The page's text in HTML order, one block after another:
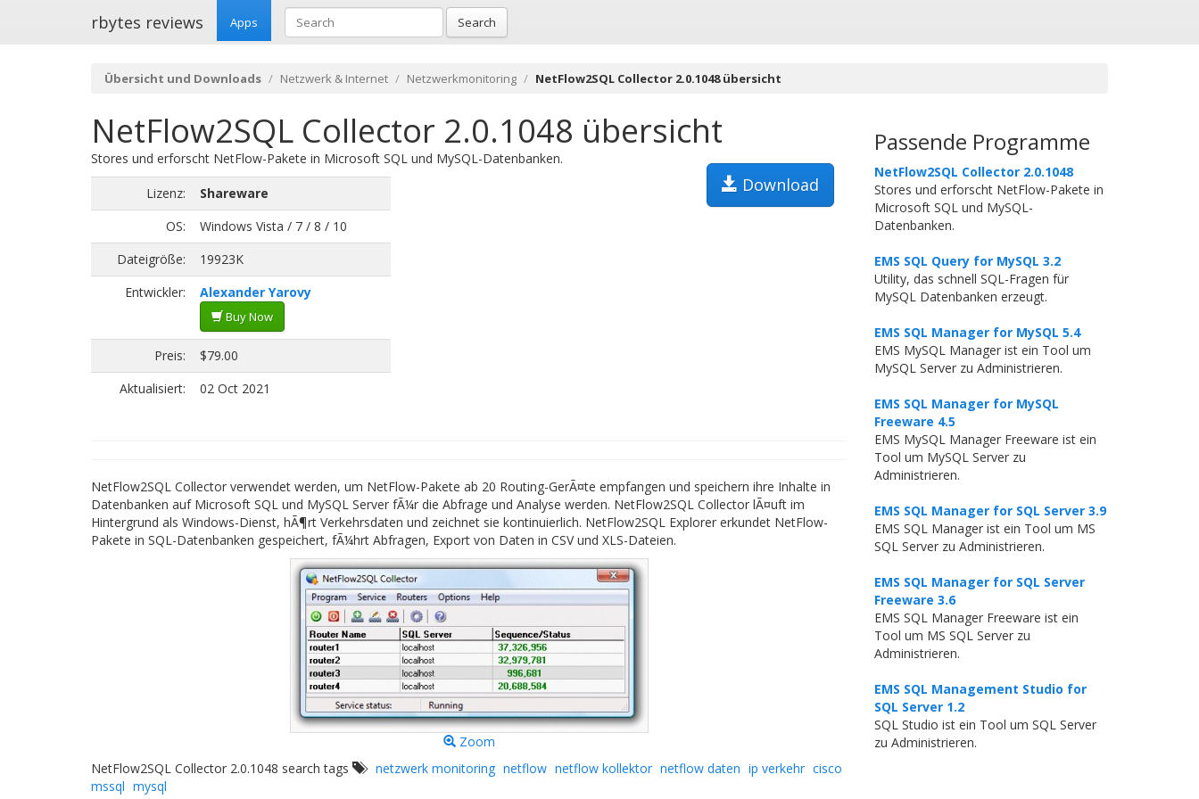
rbytes reviews Apps Search
Übersicht und Downloads Netzwerk & Internet Netzwerkmonitoring NetFlow2SQL Collector 2.0.1048 übersicht
NetFlow2SQL Collector 2.0.1048 übersicht
Download
Stores und erforscht NetFlow-Pakete in Microsoft SQL und MySQL-Datenbanken.
Lizenz:
Shareware
OS:
Windows Vista / 7 / 8 / 10
Dateigröße:
19923K
Entwickler:
Alexander Yarovy
Buy Now
Preis:
$79.00
Aktualisiert:
02 Oct 2021
NetFlow2SQL Collector verwendet werden, um NetFlow-Pakete ab 20 Routing-GerÃ¤te empfangen und speichern ihre Inhalte in
Datenbanken auf Microsoft SQL und MySQL Server fÃ¼r die Abfrage und Analyse werden. NetFlow2SQL Collector lÃ¤uft im
Hintergrund als Windows-Dienst, hÃ¶rt Verkehrsdaten und zeichnet sie kontinuierlich. NetFlow2SQL Explorer erkundet NetFlow-
Pakete in SQL-Datenbanken gespeichert, fÃ¼hrt Abfragen, Export von Daten in CSV und XLS-Dateien.
Zoom
NetFlow2SQL Collector 2.0.1048 search tags
netzwerk monitoring netflow netflow kollektor netflow daten ip verkehr cisco
mssql mysql
Passende Programme
NetFlow2SQL Collector 2.0.1048
Stores und erforscht NetFlow-Pakete in
Microsoft SQL und MySQL-
Datenbanken.
EMS SQL Query for MySQL 3.2
Utility, das schnell SQL-Fragen für
MySQL Datenbanken erzeugt.
EMS SQL Manager for MySQL 5.4
EMS MySQL Manager ist ein Tool um
MySQL Server zu Administrieren.
EMS SQL Manager for MySQL
Freeware 4.5
EMS MySQL Manager Freeware ist ein
Tool um MySQL Server zu
Administrieren.
EMS SQL Manager for SQL Server 3.9
EMS SQL Manager ist ein Tool um MS
SQL Server zu Administrieren.
EMS SQL Manager for SQL Server
Freeware 3.6
EMS SQL Manager Freeware ist ein
Tool um MS SQL Server zu
Administrieren.
EMS SQL Management Studio for
SQL Server 1.2
SQL Studio ist ein Tool um SQL Server
zu Administrieren.